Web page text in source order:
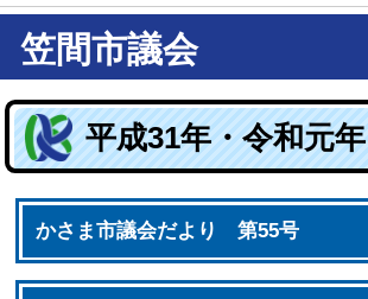
笠間市議会
平成31年・令和元年
かさま市議会だより 第55号